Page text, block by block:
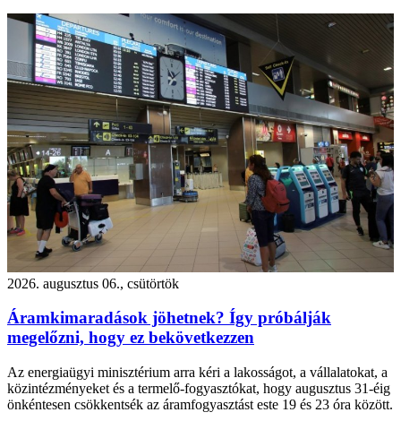
2026. augusztus 06., csütörtök
Áramkimaradások jöhetnek? Így próbálják
megelőzni, hogy ez bekövetkezzen
Az energiaügyi minisztérium arra kéri a lakosságot, a vállalatokat, a
közintézményeket és a termelő-fogyasztókat, hogy augusztus 31-éig
önkéntesen csökkentsék az áramfogyasztást este 19 és 23 óra között.